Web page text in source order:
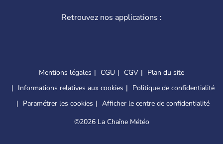
Retrouvez nos applications :
Mentions légales CGU CGV
Plan du site
Informations relatives aux cookies
Politique de confidentialité
Paramétrer les cookies
Afficher le centre de confidentialité
©2026 La Chaîne Météo